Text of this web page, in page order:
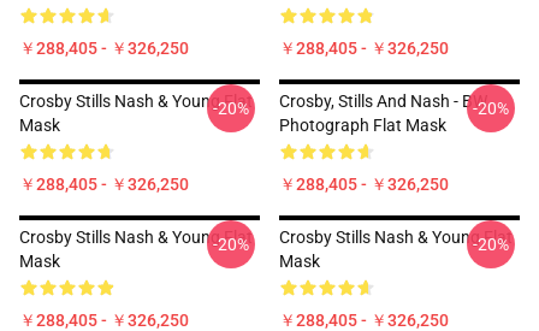
￥288,405 - ￥326,250 ￥288,405 - ￥326,250
Crosby Stills Nash & Young Flat
Mask
￥288,405 - ￥326,250
-20%
Crosby, Stills And Nash - BW
Photograph Flat Mask
￥288,405 - ￥326,250
-20%
Crosby Stills Nash & Young Flat
Mask
￥288,405 - ￥326,250
-20%
Crosby Stills Nash & Young Flat
Mask
￥288,405 - ￥326,250
-20%